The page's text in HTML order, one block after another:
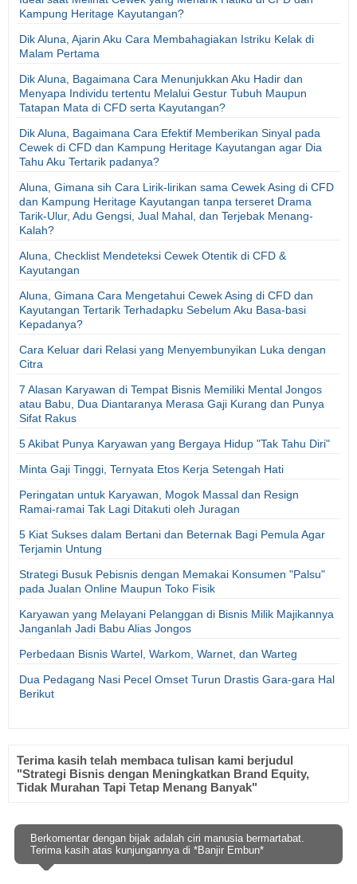
Kampung Heritage Kayutangan?
Dik Aluna, Ajarin Aku Cara Membahagiakan Istriku Kelak di
Malam Pertama
Dik Aluna, Bagaimana Cara Menunjukkan Aku Hadir dan
Menyapa Individu tertentu Melalui Gestur Tubuh Maupun
Tatapan Mata di CFD serta Kayutangan?
Dik Aluna, Bagaimana Cara Efektif Memberikan Sinyal pada
Cewek di CFD dan Kampung Heritage Kayutangan agar Dia
Tahu Aku Tertarik padanya?
Aluna, Gimana sih Cara Lirik-lirikan sama Cewek Asing di CFD
dan Kampung Heritage Kayutangan tanpa terseret Drama
Tarik-Ulur, Adu Gengsi, Jual Mahal, dan Terjebak Menang-
Kalah?
Aluna, Checklist Mendeteksi Cewek Otentik di CFD &
Kayutangan
Aluna, Gimana Cara Mengetahui Cewek Asing di CFD dan
Kayutangan Tertarik Terhadapku Sebelum Aku Basa-basi
Kepadanya?
Cara Keluar dari Relasi yang Menyembunyikan Luka dengan
Citra
7 Alasan Karyawan di Tempat Bisnis Memiliki Mental Jongos
atau Babu, Dua Diantaranya Merasa Gaji Kurang dan Punya
Sifat Rakus
5 Akibat Punya Karyawan yang Bergaya Hidup "Tak Tahu Diri"
Minta Gaji Tinggi, Ternyata Etos Kerja Setengah Hati
Peringatan untuk Karyawan, Mogok Massal dan Resign
Ramai-ramai Tak Lagi Ditakuti oleh Juragan
5 Kiat Sukses dalam Bertani dan Beternak Bagi Pemula Agar
Terjamin Untung
Strategi Busuk Pebisnis dengan Memakai Konsumen "Palsu"
pada Jualan Online Maupun Toko Fisik
Karyawan yang Melayani Pelanggan di Bisnis Milik Majikannya
Janganlah Jadi Babu Alias Jongos
Perbedaan Bisnis Wartel, Warkom, Warnet, dan Warteg
Dua Pedagang Nasi Pecel Omset Turun Drastis Gara-gara Hal
Berikut
Terima kasih telah membaca tulisan kami berjudul
"Strategi Bisnis dengan Meningkatkan Brand Equity,
Tidak Murahan Tapi Tetap Menang Banyak"
Berkomentar dengan bijak adalah ciri manusia bermartabat.
Terima kasih atas kunjungannya di *Banjir Embun*